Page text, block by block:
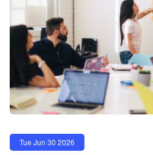
Tue Jun 30 2026